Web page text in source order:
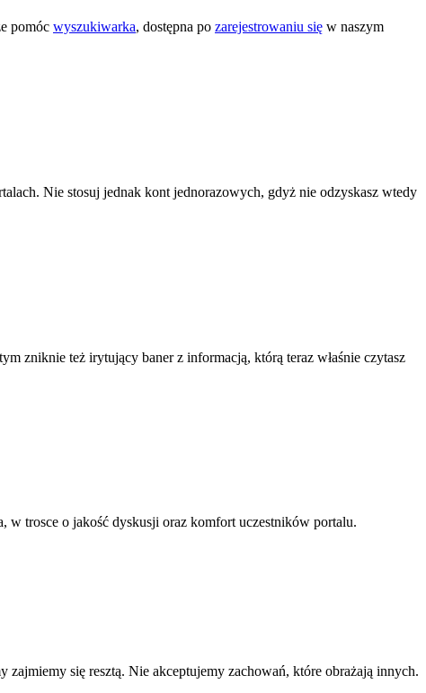
pomóc wyszukiwarka, dostępna po zarejestrowaniu się w naszym
Nie stosuj jednak kont jednorazowych, gdyż nie odzyskasz wtedy
zniknie też irytujący baner z informacją, którą teraz właśnie czytasz
w trosce o jakość dyskusji oraz komfort uczestników portalu.
się resztą. Nie akceptujemy zachowań, które obrażają innych.